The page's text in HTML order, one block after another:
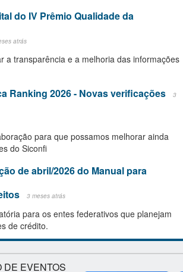
do IV Prêmio Qualidade da
atrás
a transparência e a melhoria das informações
Ranking 2026 - Novas verificações 3
para que possamos melhorar ainda
do Siconfi
de abril/2026 do Manual para
3 meses atrás
para os entes federativos que planejam
de crédito.
DE EVENTOS